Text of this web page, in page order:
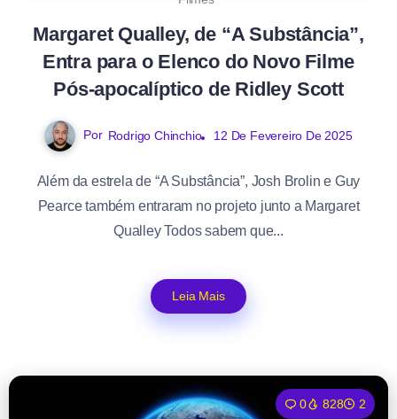
Margaret Qualley, de “A Substância”,
Entra para o Elenco do Novo Filme
Pós-apocalíptico de Ridley Scott
Por Rodrigo Chinchio 12 De Fevereiro De 2025
Além da estrela de “A Substância”, Josh Brolin e Guy
Pearce também entraram no projeto junto a Margaret
Qualley Todos sabem que...
Leia Mais
0 828 2